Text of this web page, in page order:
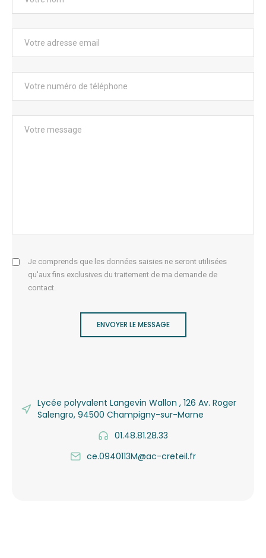
Je comprends que les données saisies ne seront utilisées
qu'aux fins exclusives du traitement de ma demande de
contact.
ENVOYER LE MESSAGE
Lycée polyvalent Langevin Wallon , 126 Av. Roger
Salengro, 94500 Champigny-sur-Marne
01.48.81.28.33
ce.0940113M@ac-creteil.fr